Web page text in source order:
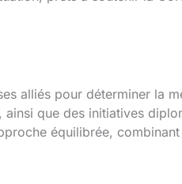
alliés pour déterminer la
que des initiatives
équilibrée,